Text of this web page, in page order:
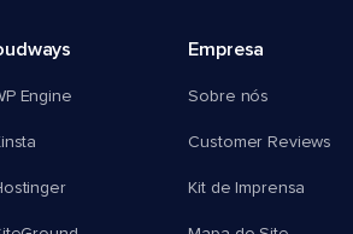
Engine
Empresa
Sobre nós
Customer Reviews
Kit de Imprensa